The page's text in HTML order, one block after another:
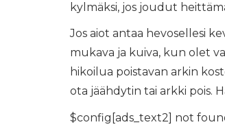
kylmäksi, jos joudut
Jos aiot antaa hevosellesi
mukava ja kuiva, kun olet
hikoilua poistavan arkin
ota jäähdytin tai arkki pois.
$config[ads_text2] not